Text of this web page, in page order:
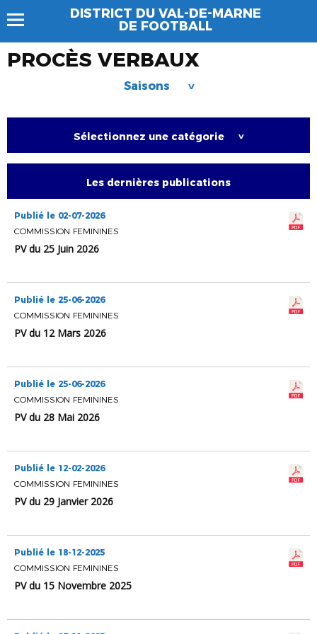
DISTRICT DU VAL-DE-MARNE
DE FOOTBALL
PROCÈS VERBAUX
Saisons >
Sélectionnez une catégorie >
Les dernières publications
Publié le 02-07-2026
COMMISSION FEMININES
PV du 25 Juin 2026
Publié le 25-06-2026
COMMISSION FEMININES
PV du 12 Mars 2026
Publié le 25-06-2026
COMMISSION FEMININES
PV du 28 Mai 2026
Publié le 12-02-2026
COMMISSION FEMININES
PV du 29 Janvier 2026
Publié le 18-12-2025
COMMISSION FEMININES
PV du 15 Novembre 2025